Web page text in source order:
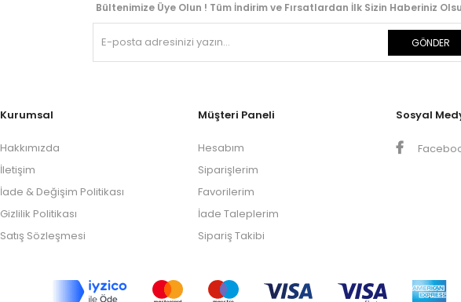
Bültenimize Üye Olun ! Tüm İndirim ve Fırsatlardan İlk Sizin Haberiniz
GÖNDER
Kurumsal
Hakkımızda
İletişim
İade & Değişim Politikası
Gizlilik Politikası
Satış Sözleşmesi
Müşteri Paneli
Hesabım
Siparişlerim
Favorilerim
İade Taleplerim
Sipariş Takibi
Sosyal